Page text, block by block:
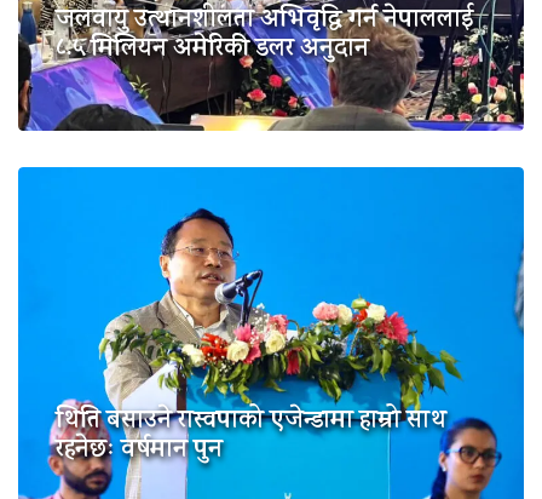
जलवायु उत्थानशीलता अभिवृद्धि गर्न नेपाललाई
८.५ मिलियन अमेरिकी डलर अनुदान
थिति बसाउने रास्वपाको एजेन्डामा हाम्रो साथ
रहनेछः वर्षमान पुन